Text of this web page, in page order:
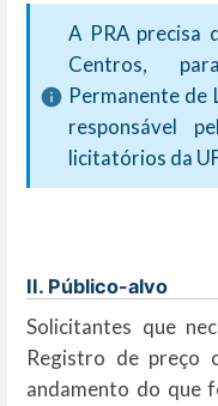
A PRA precisa
Centros,
Permanente de
responsável
licitatórios da
II. Público-alvo
Solicitantes que
Registro de preço
andamento do que